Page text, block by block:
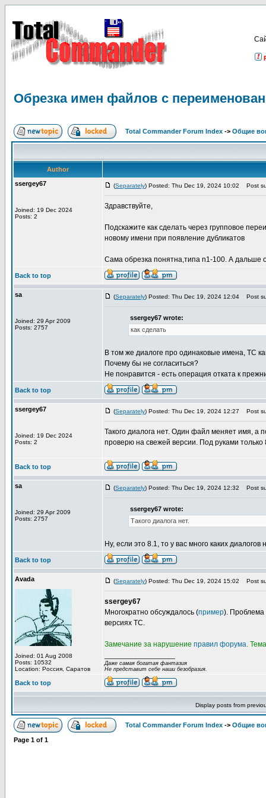
Обрезка имен файлов с
Total Commander Forum Index -> Общие
Author
ssergey67
Joined: 19 Dec 2024
Posts: 2
(Separately) Posted: Thu Dec 19, 2024 10:02 Post
Здравствуйте,
Подскажите как сделать через групповое
новому имени при появление дубликатов
Сама обрезка понятна,типа n1-100. А дальше
Back to top
sa
Joined: 29 Apr 2009
Posts: 2757
(Separately) Posted: Thu Dec 19, 2024 12:04 Post
ssergey67 wrote:
как сделать
В том же диалоге про одинаковые имена, TC
Почему бы не согласиться?
Не понравится - есть операция отката к
Back to top
ssergey67
Joined: 19 Dec 2024
Posts: 2
(Separately) Posted: Thu Dec 19, 2024 12:27 Post
Такого диалога нет. Один файл меняет имя,
проверю на свежей версии. Под руками только
Back to top
sa
Joined: 29 Apr 2009
Posts: 2757
(Separately) Posted: Thu Dec 19, 2024 12:32 Post
ssergey67 wrote:
Такого диалога нет.
Ну, если это 8.1, то у вас много каких диалогов
Back to top
Avada
Joined: 01 Aug 2008
Posts: 10532
Location: Россия, Саратов
(Separately) Posted: Thu Dec 19, 2024 15:02 Post
ssergey67
Многократно обсуждалось (пример). Проблема
версиях TC.
Замечание за нарушение правил форума.
Даже самая богатая фантазия
Не представит себе наши безобразия.
Back to top
Display posts from
Total Commander Forum Index -> Общие
Page 1 of 1